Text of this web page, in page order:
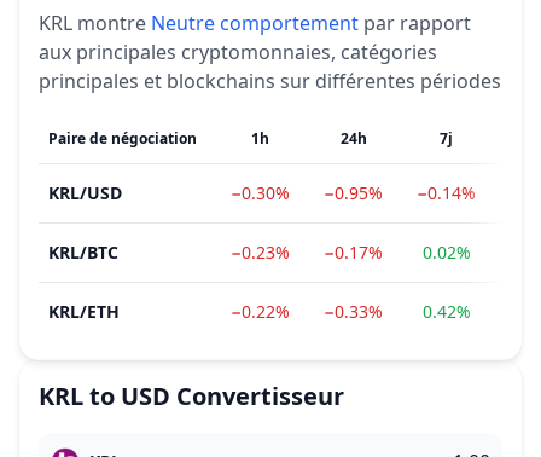
KRL montre Neutre comportement par rapport
aux principales cryptomonnaies, catégories
principales et blockchains sur différentes périodes
Paire de négociation 1h 24h 7j
KRL/USD −0.30% −0.95% −0.14%
KRL/BTC −0.23% −0.17% 0.02%
KRL/ETH −0.22% −0.33% 0.42%
KRLto USD Convertisseur